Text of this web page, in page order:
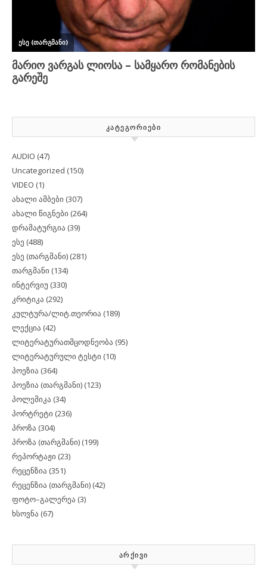
ᲙᲐᲢᲔᲒᲝᲠᲘᲔᲑᲘ
AUDIO (47)
Uncategorized (150)
VIDEO (1)
ახალი ამბები (307)
ახალი წიგნები (264)
დრამატურგია (39)
ესე (488)
ესე (თარგმანი) (281)
თარგმანი (134)
ინტერვიუ (330)
კრიტიკა (292)
კულტურა/ლიტ.თეორია (189)
ლექცია (42)
ლიტერატურათმცოდნეობა (95)
ლიტერატურული ტესტი (10)
პოეზია (364)
პოეზია (თარგმანი) (123)
პოლემიკა (34)
პორტრეტი (236)
პროზა (304)
პროზა (თარგმანი) (199)
რეპორტაჟი (23)
რეცენზია (351)
რეცენზია (თარგმანი) (42)
ფოტო–გალერეა (3)
ხსოვნა (67)
ᲐᲠᲥᲘᲕᲘ